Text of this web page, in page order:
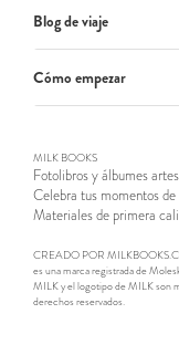
Blog de viaje
Cómo empezar
MILK BOOKS
Fotolibros y álbumes
Celebra tus momentos
Materiales de primera
CREADO POR
es una marca registrada de
MILK y el logotipo de MILK son
derechos reservados.